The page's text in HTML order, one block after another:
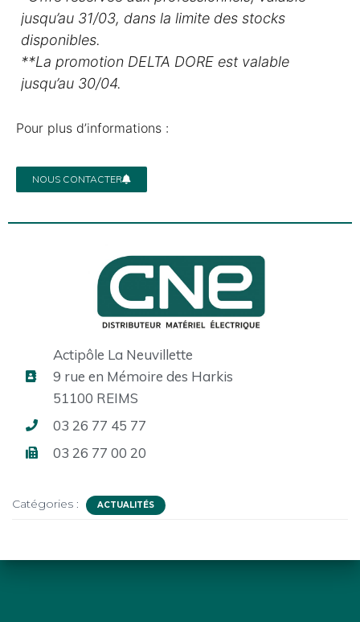
jusqu’au 31/03, dans la limite des stocks
disponibles.
**La promotion DELTA DORE est valable
jusqu’au 30/04.
Pour plus d’informations :
NOUS CONTACTER
Actipôle La Neuvillette
9 rue en Mémoire des Harkis
51100 REIMS
03 26 77 45 77
03 26 77 00 20
Catégories : ACTUALITÉS